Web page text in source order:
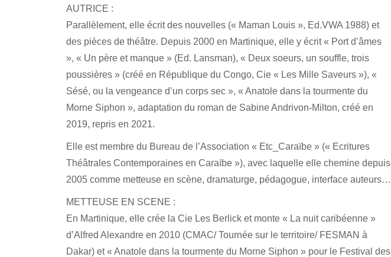
AUTRICE :
Parallèlement, elle écrit des nouvelles (« Maman Louis », Ed.VWA 1988) et
des pièces de théâtre. Depuis 2000 en Martinique, elle y écrit « Port d’âmes
», « Un père et manque » (Ed. Lansman), « Deux soeurs, un souffle, trois
poussières » (créé en République du Congo, Cie « Les Mille Saveurs »), «
Sésé, ou la vengeance d’un corps sec », « Anatole dans la tourmente du
Morne Siphon », adaptation du roman de SabineAndrivon-Milton, créé en
2019, repris en 2021.
Elle est membre du Bureau de l’Association « Etc_Caraïbe » (« Ecritures
Théâtrales Contemporaines en Caraïbe »), avec laquelle elle chemine depuis
2005 comme metteuse en scène, dramaturge, pédagogue, interface auteurs…
METTEUSE EN SCENE :
En Martinique, elle crée la Cie Les Berlick et monte « La nuit caribéenne »
d’Alfred Alexandre en 2010 (CMAC/ Tournée sur le territoire/ FESMAN à
Dakar) et « Anatole dans la tourmente du Morne Siphon » pour le Festival des